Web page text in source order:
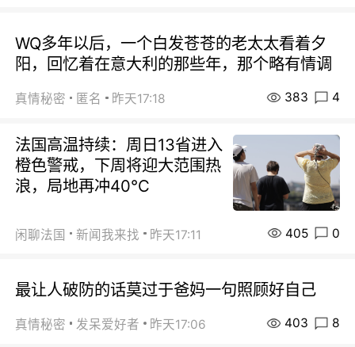
WQ多年以后，一个白发苍苍的老太太看着夕
阳，回忆着在意大利的那些年，那个略有情调
真情秘密 匿名 昨天17:18 383 4
法国高温持续：周日13省进入
橙色警戒，下周将迎大范围热
浪，局地再冲40℃
闲聊法国 新闻我来找 昨天17:11 405 0
最让人破防的话莫过于爸妈一句照顾好自己
真情秘密 发呆爱好者 昨天17:06 403 8